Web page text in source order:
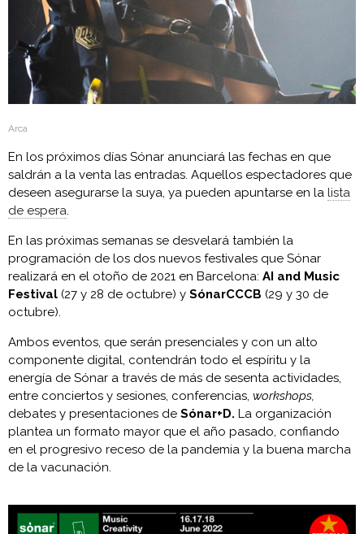
Arca
En los próximos días Sónar anunciará las fechas en que
saldrán a la venta las entradas. Aquellos espectadores que
deseen asegurarse la suya, ya pueden apuntarse en la lista
de espera.
En las próximas semanas se desvelará también la
programación de los dos nuevos festivales que Sónar
realizará en el otoño de 2021 en Barcelona: AI and Music
Festival (27 y 28 de octubre) y SónarCCCB (29 y 30 de
octubre).
Ambos eventos, que serán presenciales y con un alto
componente digital, contendrán todo el espíritu y la
energía de Sónar a través de más de sesenta actividades,
entre conciertos y sesiones, conferencias, workshops,
debates y presentaciones de Sónar+D. La organización
plantea un formato mayor que el año pasado, confiando
en el progresivo receso de la pandemia y la buena marcha
de la vacunación.